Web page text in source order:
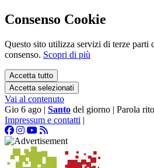
Consenso Cookie
Questo sito utilizza servizi di terze parti
consenso. Scopri di più
Accetta tutto
Accetta selezionati
Vai al contenuto
Gio 6 ago | Santo del giorno | Parola rito
Impressum e contatti |